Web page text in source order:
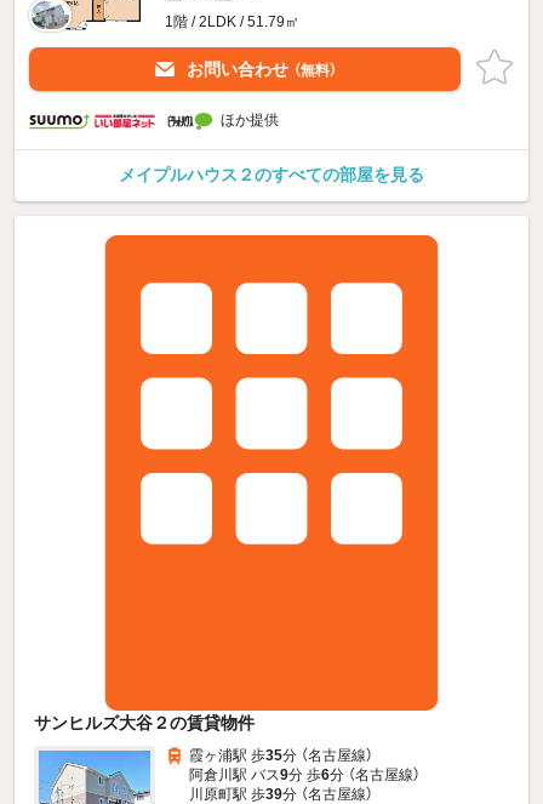
1階 / 2LDK / 51.79㎡
お問い合わせ （無料）
ほか提供
メイプルハウス２のすべての部屋を見る
サンヒルズ大谷２の賃貸物件
霞ヶ浦駅 歩35分 （名古屋線）
阿倉川駅 バス9分 歩6分 （名古屋線）
川原町駅 歩39分 （名古屋線）